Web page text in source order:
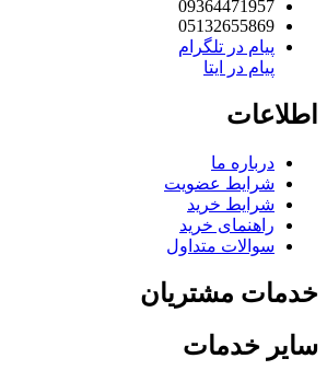
09364471957
05132655869
پیام در تلگرام
پیام در ایتا
درباره ما
شرایط عضویت
شرایط خرید
راهنمای خرید
سوالات متداول
مشتریان
خدمات